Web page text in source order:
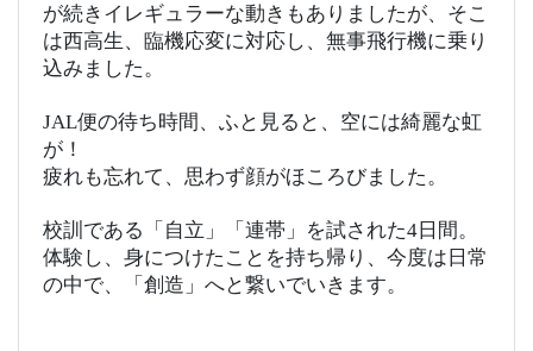
が続きイレギュラーな動きもありましたが、そこ
は西高生、臨機応変に対応し、無事飛行機に乗り
込みました。
JAL便の待ち時間、ふと見ると、空には綺麗な虹
が！
疲れも忘れて、思わず顔がほころびました。
校訓である「自立」「連帯」を試された4日間。
体験し、身につけたことを持ち帰り、今度は日常
の中で、「創造」へと繋いでいきます。